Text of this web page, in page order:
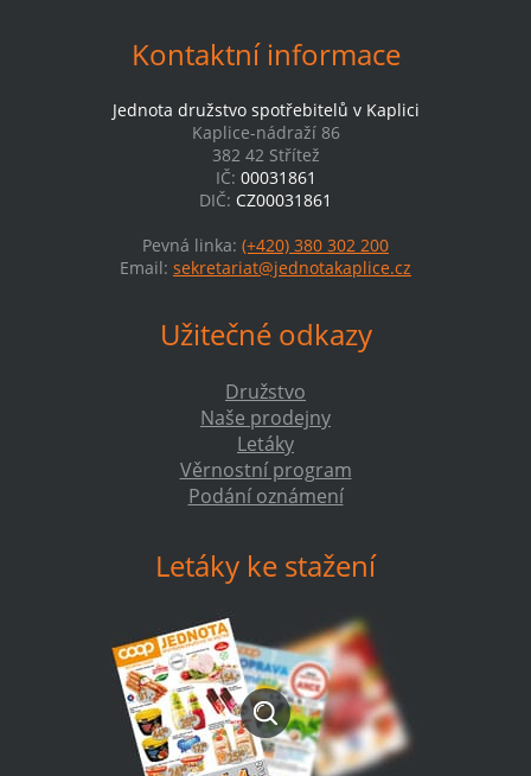
Kontaktní informace
Jednota družstvo spotřebitelů v Kaplici
Kaplice-nádraží 86
382 42 Střítež
IČ: 00031861
DIČ: CZ00031861
Pevná linka: (+420) 380 302 200
Email: sekretariat@jednotakaplice.cz
Užitečné odkazy
Družstvo
Naše prodejny
Letáky
Věrnostní program
Podání oznámení
Letáky ke stažení